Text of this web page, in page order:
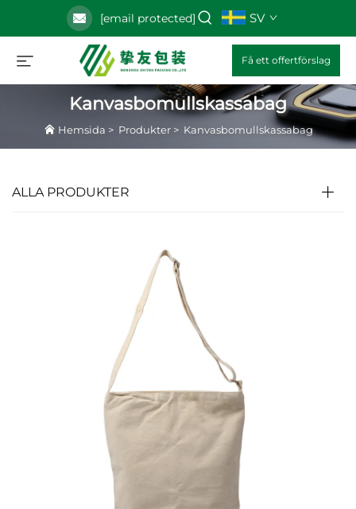
[email protected] SV
Få ett offertförslag
Kanvasbomullskassabag
Hemsida > Produkter> Kanvasbomullskassabag
ALLA PRODUKTER